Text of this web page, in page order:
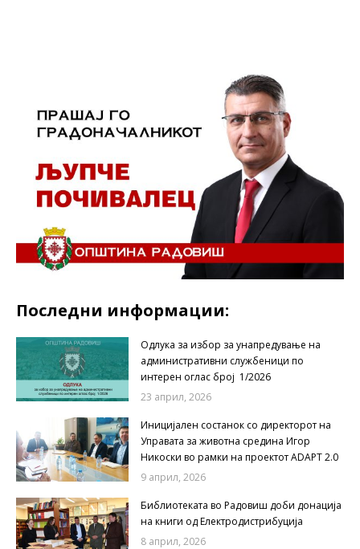
Последни информации:
Одлука за избор за унапредување на
административни службеници по
интерен оглас број 1/2026
23 април, 2026
Иницијален состанок со директорот на
Управата за животна средина Игор
Никоски во рамки на проектот ADAPT 2.0
9 април, 2026
Библиотеката во Радовиш доби донација
на книги од Електродистрибуција
8 април, 2026